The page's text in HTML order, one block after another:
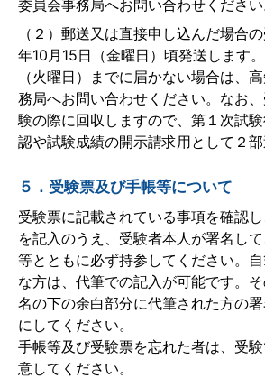
委員会事務局へお問い合わせください
（２）郵送又は直接申し込んだ場合
年10月15日（金曜日）頃発送します
（火曜日）までに届かない場合は、
務局へお問い合わせください。なお
験の際に回収しますので、第１次試
認や試験成績の開示請求用として２部
５．受験票及び手帳等について
受験票に記載されている事項を確認
を記入のうえ、受験者本人が署名し
等とともに必ず持参してください。
な方は、代筆での記入が可能です。
名の下の余白部分に代筆された方の
にしてください。
手帳等及び受験票を忘れた者は、受
意してください。